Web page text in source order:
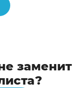
заменит